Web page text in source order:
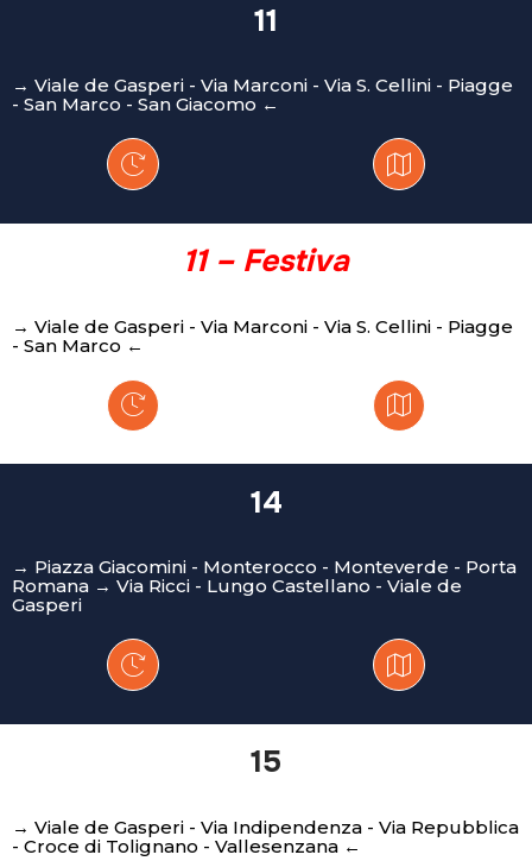
11
→ Viale de Gasperi - Via Marconi - Via S. Cellini - Piagge
- San Marco - San Giacomo ←
11 – Festiva
→ Viale de Gasperi - Via Marconi - Via S. Cellini - Piagge
- San Marco ←
14
→ Piazza Giacomini - Monterocco - Monteverde - Porta
Romana → Via Ricci - Lungo Castellano - Viale de
Gasperi
15
→ Viale de Gasperi - Via Indipendenza - Via Repubblica
- Croce di Tolignano - Vallesenzana ←